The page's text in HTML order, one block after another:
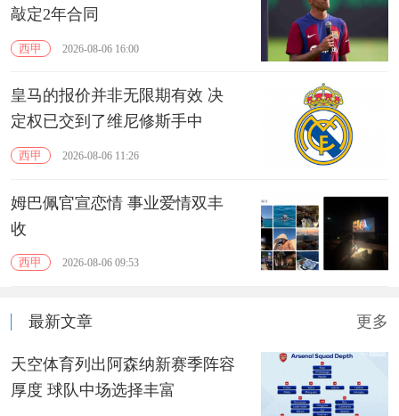
敲定2年合同
西甲 2026-08-06 16:00
皇马的报价并非无限期有效 决
定权已交到了维尼修斯手中
西甲 2026-08-06 11:26
姆巴佩官宣恋情 事业爱情双丰
收
西甲 2026-08-06 09:53
最新文章 更多
天空体育列出阿森纳新赛季阵容
厚度 球队中场选择丰富